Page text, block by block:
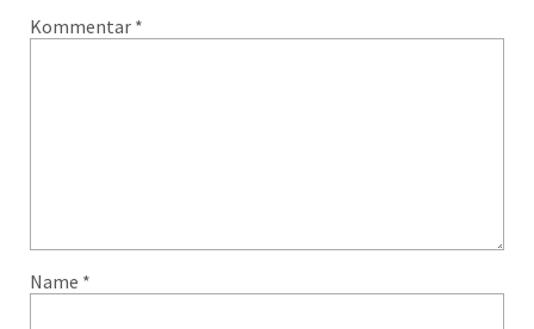
Kommentar *
Name *